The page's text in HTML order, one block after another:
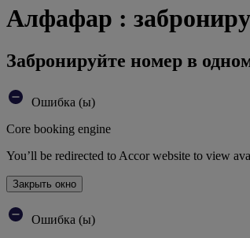
Алфафар :
Забронируйте номер в
Ошибка (ы)
Core booking engine
You’ll be redirected to Accor website to view
Закрыть окно
Ошибка (ы)